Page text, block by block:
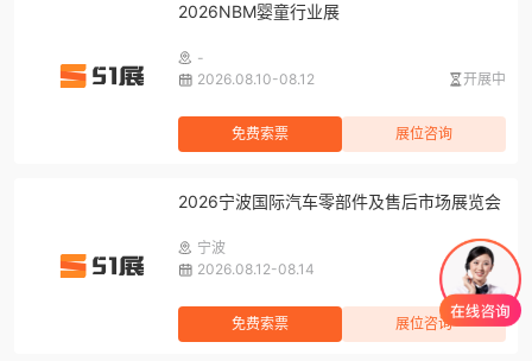
2026NBM婴童行业展
-
2026.08.10-08.12
开展中
免费索票 展位咨询
2026宁波国际汽车零部件及售后市场展览会
宁波
2026.08.12-08.14
2天
免费索票 展位咨询